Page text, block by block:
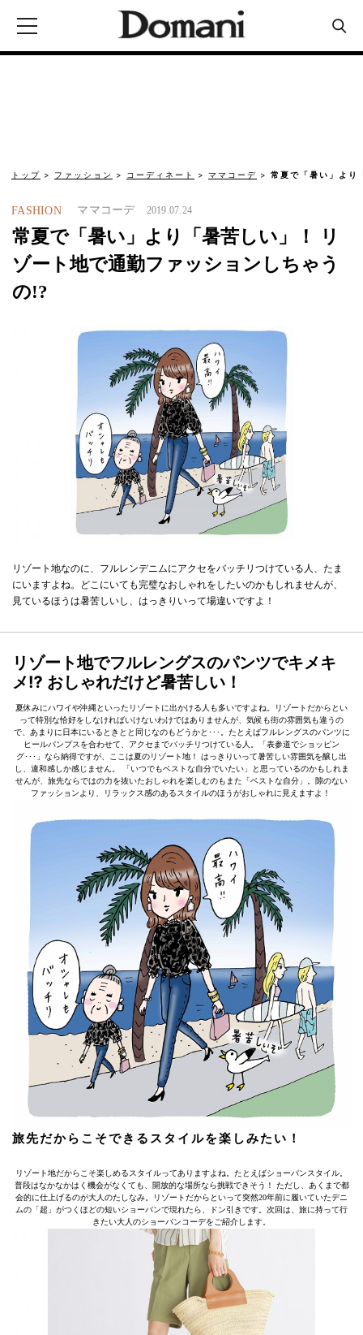
トップ ファッション コーディネート ママコーデ 常夏で「暑い」より
FASHION ママコーデ 2019.07.24
常夏で「暑い」より「暑苦しい」！ リ
ゾート地で通勤ファッションしちゃう
の!?
リゾート地なのに、フルレンデニムにアクセをバッチリつけている人、たま
にいますよね。どこにいても完璧なおしゃれをしたいのかもしれませんが、
見ているほうは暑苦しいし、はっきりいって場違いですよ！
リゾート地でフルレングスのパンツでキメキ
メ⁉ おしゃれだけど暑苦しい！
夏休みにハワイや沖縄といったリゾートに出かける人も多いですよね。リゾートだからとい
って特別な恰好をしなければいけないわけではありませんが、気候も街の雰囲気も違うの
で、あまりに日本にいるときとと同じなのもどうかと･･･。たとえばフルレングスのパンツに
ヒールパンプスを合わせて、アクセまでバッチリつけている人。「表参道でショッピン
グ･･･」なら納得ですが、ここは夏のリゾート地！ はっきりいって暑苦しい雰囲気を醸し出
し、違和感しか感じません。 「いつでもベストな自分でいたい」と思っているのかもしれま
せんが、旅先ならではの力を抜いたおしゃれを楽しむのもまた「ベストな自分」。隙のない
ファッションより、リラックス感のあるスタイルのほうがおしゃれに見えますよ！
旅先だからこそできるスタイルを楽しみたい！
リゾート地だからこそ楽しめるスタイルってありますよね。たとえばショーパンスタイル。
普段はなかなかはく機会がなくても、開放的な場所なら挑戦できそう！ ただし、あくまで都
会的に仕上げるのが大人のたしなみ。リゾートだからといって突然20年前に履いていたデニ
ムの「超」がつくほどの短いショーパンで現れたら、ドン引きです。次回は、旅に持って行
きたい大人のショーパンコーデをご紹介します。